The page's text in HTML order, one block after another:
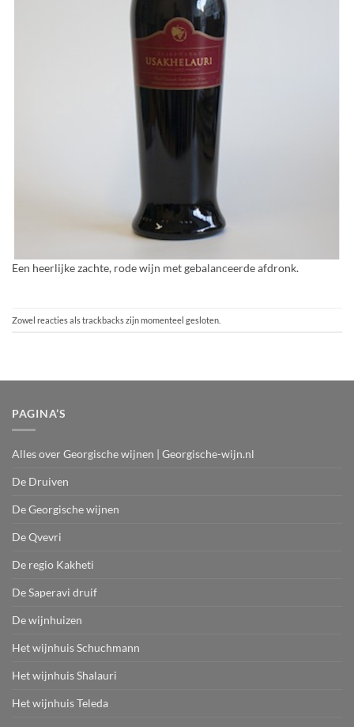
Een heerlijke zachte, rode wijn met gebalanceerde afdronk.
Zowel reacties als trackbacks zijn momenteel gesloten.
PAGINA’S
Alles over Georgische wijnen | Georgische-wijn.nl
De Druiven
De Georgische wijnen
De Qvevri
De regio Kakheti
De Saperavi druif
De wijnhuizen
Het wijnhuis Schuchmann
Het wijnhuis Shalauri
Het wijnhuis Teleda